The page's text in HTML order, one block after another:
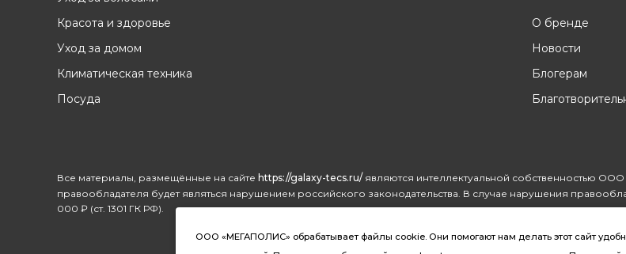
Красота и здоровье
Уход за домом
Климатическая техника
Посуда
О бренде
Новости
Блогерам
Все материалы, размещённые на сайте https://galaxy-tecs.ru/ являются интеллектуальной собственностью
правообладателя будет являться нарушением российского законодательства. В случае нарушения
000 ₽ (ст. 1301 ГК РФ).
ООО «МЕГАПОЛИС» обрабатывает файлы cookie. Они помогают нам делать этот сайт